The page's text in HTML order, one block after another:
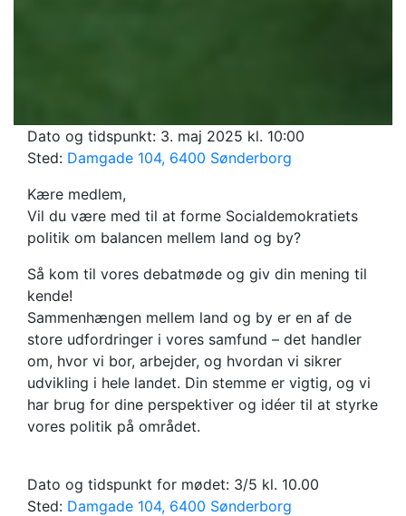
Dato og tidspunkt: 3. maj 2025 kl. 10:00
Sted: Damgade 104, 6400 Sønderborg
Kære medlem,
Vil du være med til at forme Socialdemokratiets
politik om balancen mellem land og by?
Så kom til vores debatmøde og giv din mening til
kende!
Sammenhængen mellem land og by er en af de
store udfordringer i vores samfund – det handler
om, hvor vi bor, arbejder, og hvordan vi sikrer
udvikling i hele landet. Din stemme er vigtig, og vi
har brug for dine perspektiver og idéer til at styrke
vores politik på området.
Dato og tidspunkt for mødet: 3/5 kl. 10.00
Sted: Damgade 104, 6400 Sønderborg